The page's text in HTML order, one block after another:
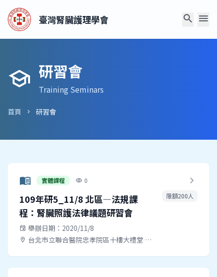
臺灣腎臟護理學會 search menu
school 研習會
Training Seminars
首頁 chevron_right 研習會
menu_book 實體課程 visibility 0
109年研5_11/8 北區—法規課
程：腎臟照護法律議題研習會
event 舉辦日期：2020/11/8
location_on 台北市立聯合醫院忠孝院區十樓大禮堂 地址：臺北市南港區同德路87號
chevron_right
限額200人